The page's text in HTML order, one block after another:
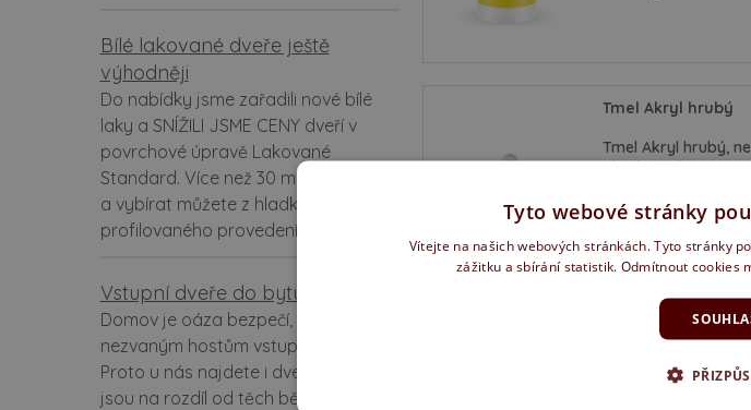
Tmel Akryl hrubý
Tmel Akryl hrubý,
akrylové disperze s
běžnou bílou
Využijete jej tedy k
zdivu a jiných
například beton,
citlivá na silný
Teplota při
Teplotní odolnost
Bílé lakované dveře ještě
výhodněji
Do nabídky jsme zařadili nové bílé
laky a SNÍŽILI JSME CENY dveří v
povrchové úpravě Lakované
Standard. Více než 30 modelů dveří
a vybírat můžete z hladkého i
profilovaného provedení.
Vstupní dveře do bytu
Domov je oáza bezpečí, kam je
nezvaným hostům vstup zakázán.
Proto u nás najdete i dveře, které
jsou na rozdíl od těch běžných
Tyto webové stránky
Vítejte na našich webových stránkách. Tyto stránky
zážitku a sbírání statistik. Odmítnout cookies